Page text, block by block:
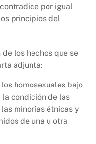
por igual
principios del
los hechos que se
adjunta:
homosexuales bajo
condición de las
minorías étnicas y
de una u otra